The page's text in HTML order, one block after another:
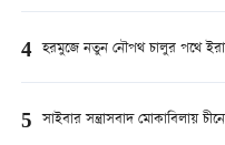
4 হরমুজে নতুন নৌপথ চালুর পথে
5 সাইবার সন্ত্রাসবাদ মোকাবিলায়